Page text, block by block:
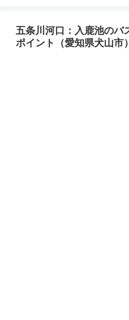
五条川河口：入鹿池のバ
ポイント（愛知県犬山市）